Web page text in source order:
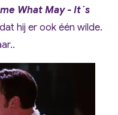
What May - It´s
hij er ook één wilde.